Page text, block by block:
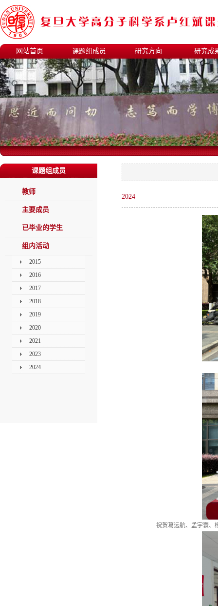
网站首页 课题组成员 研究方向 研究成
课题组成员
教师
主要成员
已毕业的学生
组内活动
2015
2016
2017
2018
2019
2020
2021
2023
2024
2024
祝贺葛远航、孟宇寰、